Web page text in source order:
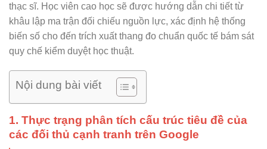
thạc sĩ. Học viên cao học sẽ được hướng dẫn chi tiết từ
khâu lập ma trận đối chiếu nguồn lực, xác định hệ thống
biến số cho đến trích xuất thang đo chuẩn quốc tế bám sát
quy chế kiểm duyệt học thuật.
Nội dung bài viết
1. Thực trạng phân tích cấu trúc tiêu đề của
các đối thủ cạnh tranh trên Google